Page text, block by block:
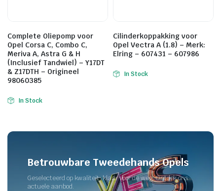
Complete Oliepomp voor
Opel Corsa C, Combo C,
Meriva A, Astra G & H
(Inclusief Tandwiel) – Y17DT
& Z17DTH – Origineel
98060385
In Stock
Cilinderkoppakking voor
Opel Vectra A (1.8) – Merk:
Elring – 607431 – 607986
In Stock
Betrouwbare Tweedehands Opels
Geselecteerd op kwaliteit, klaar voor de weg. Ontdek ons
actuele aanbod.